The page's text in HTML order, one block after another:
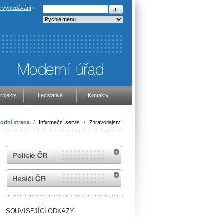
vyhledávání
Legislativa Kontakty
strana / Informační servis / Zpravodajství
internetové stránky Policie ČR
internetové stránky Hasiči ČR
SOUVISEJÍCÍ ODKAZY